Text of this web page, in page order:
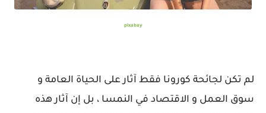
pixabay
لم تكن لجائحة كورونا فقط آثار على الحياة العامة و
سوق العمل و الاقتصاد في النمسا ، بل إن آثار هذه